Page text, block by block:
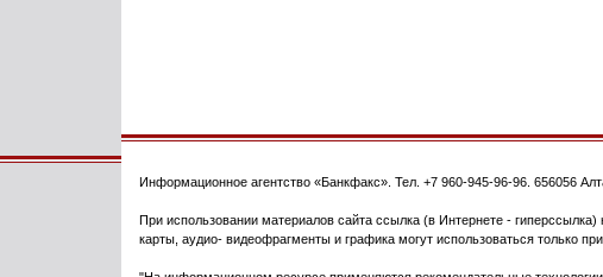
Информационное агентство «Банкфакс» . Тел. +7 960-945-96-96 656056
При использовании материалов сайта ссылка (в Интернете -
карты, аудио- видеофрагменты и графика могут использоваться только